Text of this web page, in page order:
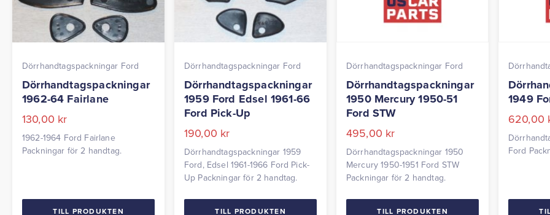
Dörrhandtagspackningar Ford
Dörrhandtagspackningar
1962-64 Fairlane
130,00 kr
1962-1964 Ford Fairlane
Packningar för 2 handtag.
TILL PRODUKTEN
Dörrhandtagspackningar Ford
Dörrhandtagspackningar
1959 Ford Edsel 1961-66
Ford Pick-Up
190,00 kr
Dörrhandtagspackningar 1959
Ford, Edsel 1961-1966 Ford Pick-
Up Packningar för 2 handtag.
TILL PRODUKTEN
Dörrhandtagspackningar Ford
Dörrhandtagspackningar
1950 Mercury 1950-51
Ford STW
495,00 kr
Dörrhandtagspackningar 1950
Mercury 1950-1951 Ford STW
Packningar för 2 handtag.
TILL PRODUKTEN
1949
620,00
Ford